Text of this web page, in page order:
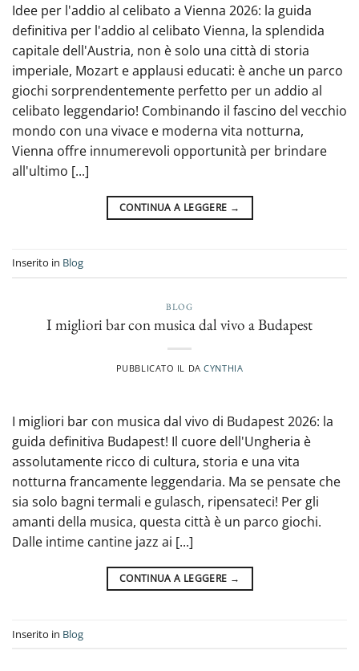
Idee per l'addio al celibato a Vienna 2026: la guida
definitiva per l'addio al celibato Vienna, la splendida
capitale dell'Austria, non è solo una città di storia
imperiale, Mozart e applausi educati: è anche un parco
giochi sorprendentemente perfetto per un addio al
celibato leggendario! Combinando il fascino del vecchio
mondo con una vivace e moderna vita notturna,
Vienna offre innumerevoli opportunità per brindare
all'ultimo [...]
CONTINUA A LEGGERE →
Inserito in Blog
BLOG
I migliori bar con musica dal vivo a Budapest
PUBBLICATO IL DACYNTHIA
I migliori bar con musica dal vivo di Budapest 2026: la
guida definitiva Budapest! Il cuore dell'Ungheria è
assolutamente ricco di cultura, storia e una vita
notturna francamente leggendaria. Ma se pensate che
sia solo bagni termali e gulasch, ripensateci! Per gli
amanti della musica, questa città è un parco giochi.
Dalle intime cantine jazz ai [...]
CONTINUA A LEGGERE →
Inserito in Blog